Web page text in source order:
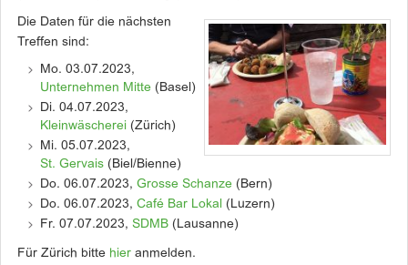
Die Daten für die nächsten
Treffen sind:
Mo. 03.07.2023,
Unternehmen Mitte (Basel)
Di. 04.07.2023,
Kleinwäscherei (Zürich)
Mi. 05.07.2023,
St. Gervais (Biel/Bienne)
Do. 06.07.2023, Grosse Schanze (Bern)
Do. 06.07.2023, Café Bar Lokal
(Luzern)
Fr. 07.07.2023, SDMB (Lausanne)
Für Zürich bitte hier anmelden.